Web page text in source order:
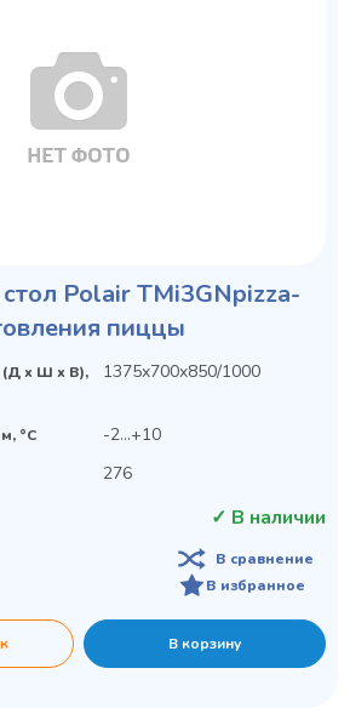
Polair TMi3GNpizza-
пиццы
(Д х Ш х В),
1375x700x850/1000
°C -2...+10
276
✓ В наличии
В сравнение
В избранное
В корзину